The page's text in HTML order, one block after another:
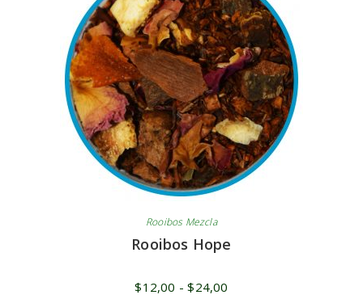
Rooibos Mezcla
Rooibos Hope
$12,00 - $24,00